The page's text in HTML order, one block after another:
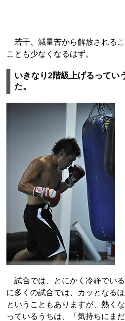
若干、減量苦から解放される
ことも少なくなるはず。
いきなり2階級上げるってい
た。
試合では、とにかく冷静でい
に多くの試合では、カッとなる
ということもありますが、熱く
っているうちは、「気持ちにま